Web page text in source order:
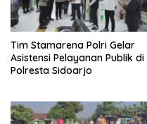
Tim Stamarena Polri Gelar
Asistensi Pelayanan Publik di
Polresta Sidoarjo